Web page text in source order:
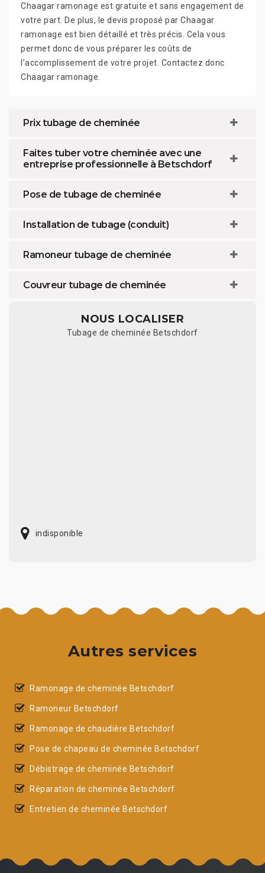
Chaagar ramonage est gratuite et sans engagement de
votre part. De plus, le devis proposé par Chaagar
ramonage est bien détaillé et très précis. Cela vous
permet donc de vous préparer les coûts de
l’accomplissement de votre projet. Contactez donc
Chaagar ramonage.
Prix tubage de cheminée
Faites tuber votre cheminée avec une
entreprise professionnelle à Betschdorf
Pose de tubage de cheminée
Installation de tubage (conduit)
Ramoneur tubage de cheminée
Couvreur tubage de cheminée
NOUS LOCALISER
Tubage de cheminée Betschdorf
indisponible
Autres services
Ramonage de cheminée Betschdorf
Ramoneur Betschdorf
Ramonage de chaudière Betschdorf
Pose de chapeau de cheminée Betschdorf
Débistrage de cheminée Betschdorf
Réparation de cheminée Betschdorf
Entretien de cheminée Betschdorf